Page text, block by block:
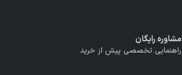
مشاوره رایگان
راهنمایی تخصصی پیش از خرید